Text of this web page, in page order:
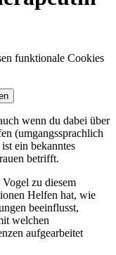
funktionale Cookies
wenn du dabei über
(umgangssprachlich
ein bekanntes
betrifft.
zu diesem
Helfen hat, wie
beeinflusst,
welchen
aufgearbeitet